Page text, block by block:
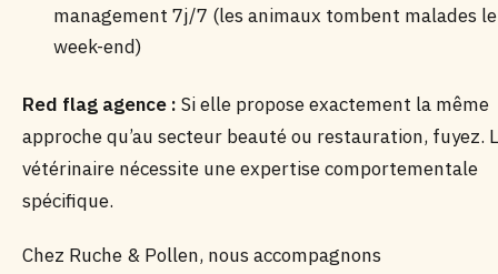
management 7j/7 (les animaux tombent malades le
week-end)
Red flag agence : Si elle propose exactement la même
approche qu’au secteur beauté ou restauration, fuyez.
vétérinaire nécessite une expertise comportementale
spécifique.
Chez Ruche & Pollen, nous accompagnons